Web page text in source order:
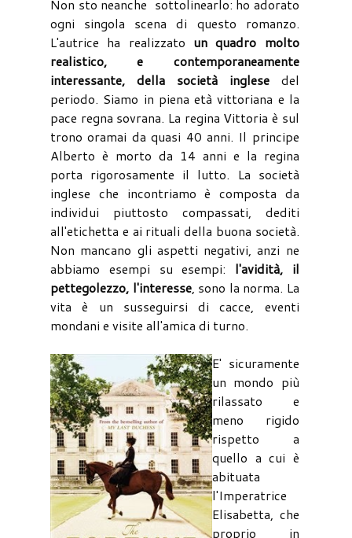
Non sto neanche sottolinearlo: ho adorato
ogni singola scena di questo romanzo.
L'autrice ha realizzato un quadro molto
realistico, e contemporaneamente
interessante, della società inglesedel
periodo. Siamo in piena età vittoriana e la
pace regna sovrana. La regina Vittoria è sul
trono oramai da quasi 40 anni. Il principe
Alberto è morto da 14 anni e la regina
porta rigorosamente il lutto. La società
inglese che incontriamo è composta da
individui piuttosto compassati, dediti
all'etichetta e ai rituali della buona società.
Non mancano gli aspetti negativi, anzi ne
abbiamo esempi su esempi: l'avidità, il
pettegolezzo, l'interesse, sono la norma. La
vita è un susseguirsi di cacce, eventi
mondani e visite all'amica di turno.
E' sicuramente
un mondo più
rilassato e
meno rigido
rispetto a
quello a cui è
abituata
l'Imperatrice
Elisabetta, che
proprio in